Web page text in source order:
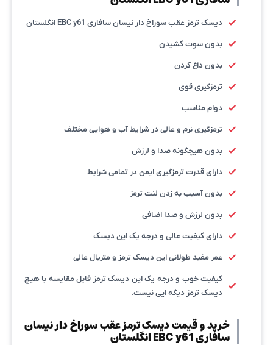
دیسک ترمز عقب سوراخ دار نیسان سافاری EBC y61 انگلستان
بدون سوت کشیدن
بدون داغ کردن
ترمزگیری قوی
دوام مناسب
ترمزگیری نرم و عالی در شرایط آب و هوایی مختلف
بدون هیچگونه صدا و لرزش
دارای قدرت ترمزگیری ایمن در تمامی شرایط
بدون آسیب به زدن لنت ترمز
بدون لرزش و صدا اضافی
دارای کیفیت عالی و درجه یک این دیسک
عمر مفید طولانی این دیسک ترمز و متریال عالی
کیفیت خوب و درجه یک این دیسک ترمز قابل مقایسه با هیچ
دیسک ترمز دیگه ایی نیست.
خرید و قیمت دیسک ترمز عقب سوراخ دار نیسان
سافاری EBC y61 انگلستان